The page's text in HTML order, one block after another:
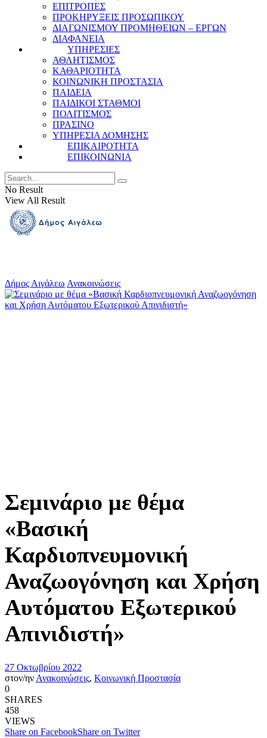
ΕΠΙΤΡΟΠΕΣ
ΠΡΟΚΗΡΥΞΕΙΣ ΠΡΟΣΩΠΙΚΟΥ
ΔΙΑΓΩΝΙΣΜΟΥ ΠΡΟΜΗΘΕΙΩΝ – ΕΡΓΩΝ
ΔΙΑΦΑΝΕΙΑ
ΥΠΗΡΕΣΙΕΣ
ΑΘΛΗΤΙΣΜΟΣ
ΚΑΘΑΡΙΟΤΗΤΑ
ΚΟΙΝΩΝΙΚΗ ΠΡΟΣΤΑΣΙΑ
ΠΑΙΔΕΙΑ
ΠΑΙΔΙΚΟΙ ΣΤΑΘΜΟΙ
ΠΟΛΙΤΙΣΜΟΣ
ΠΡΑΣΙΝΟ
ΥΠΗΡΕΣΙΑ ΔΟΜΗΣΗΣ
ΕΠΙΚΑΙΡΟΤΗΤΑ
ΕΠΙΚΟΙΝΩΝΙΑ
No Result
View All Result
Δήμος Αιγάλεω Ανακοινώσεις
Σεμινάριο με θέμα
«Βασική
Καρδιοπνευμονική
Αναζωογόνηση και Χρήση
Αυτόματου Εξωτερικού
Απινιδιστή»
27 Οκτωβρίου 2022
στον/ην Ανακοινώσεις, Κοινωνική Προστασία
0
SHARES
458
VIEWS
Share on FacebookShare on Twitter